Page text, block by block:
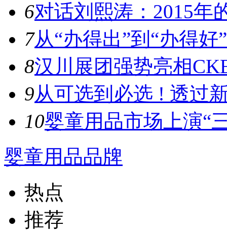
6对话刘熙涛：2015年
7从“办得出”到“办得好
8汉川展团强势亮相
9从可选到必选 ! 透过
10婴童用品市场上演“
婴童用品品牌
热点
推荐